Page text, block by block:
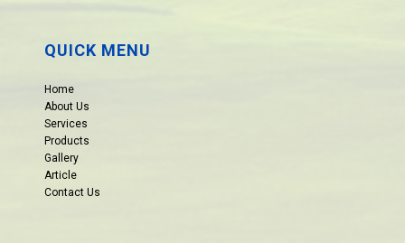
QUICK MENU
Home
About Us
Services
Products
Gallery
Article
Contact Us